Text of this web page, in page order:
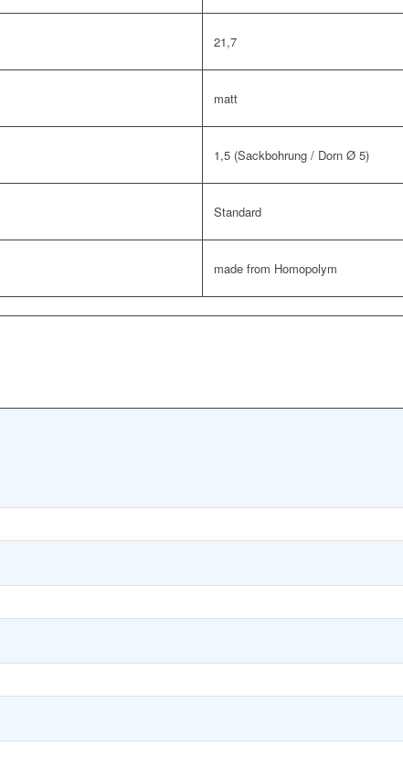
21,7
matt
1,5 (Sackbohrung / Dorn Ø 5)
Standard
made from Homopolym